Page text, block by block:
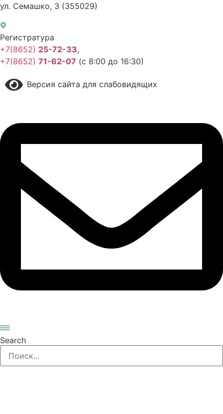
ул. Семашко, 3 (355029)
Регистратура
+7(8652) 25-72-33,
+7(8652) 71-62-07 (с 8:00 до 16:30)
Версия сайта для слабовидящих
Search